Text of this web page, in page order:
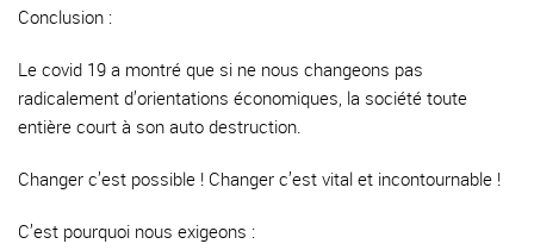
Conclusion :
Le covid 19 a montré que si ne nous changeons pas
radicalement d’orientations économiques, la société toute
entière court à son auto destruction.
Changer c’est possible ! Changer c’est vital et incontournable !
C’est pourquoi nous exigeons :